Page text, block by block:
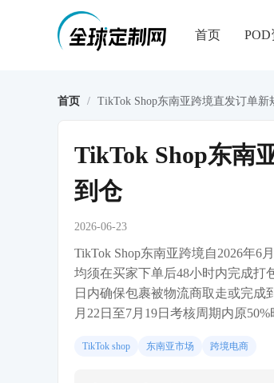
首页 POD
首页 / TikTok Shop东南亚跨境直发订单
TikTok Shop东南
到仓
2026-06-23
TikTok Shop东南亚跨境自2026年
均须在买家下单后48小时内完成
日内确保包裹被物流商取走或完成
月22日至7月19日考核周期内原50%
TikTok shop 东南亚市场 跨境电商